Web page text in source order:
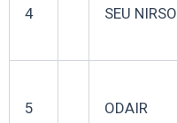
4 SEU NIRSO
5 ODAIR